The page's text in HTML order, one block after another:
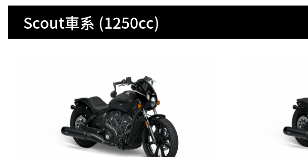
Scout車系 (1250cc)